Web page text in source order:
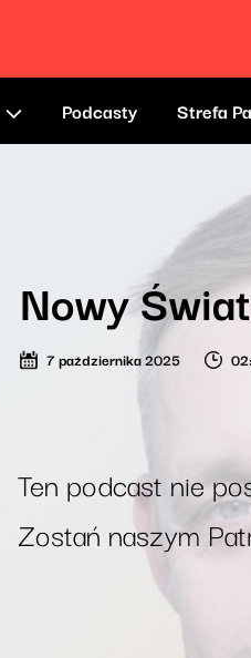
Podcasty Strefa
Nowy
7 października 2025
Ten podcast nie
Zostań naszym